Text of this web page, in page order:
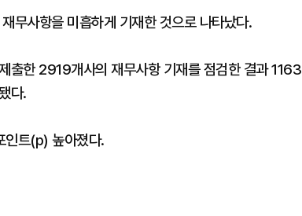
무사항을 미흡하게 기재한 것으로 나타났다.
출한 2919개사의 재무사항 기재를 점검한 결과 1163
다.
트(p) 높아졌다.